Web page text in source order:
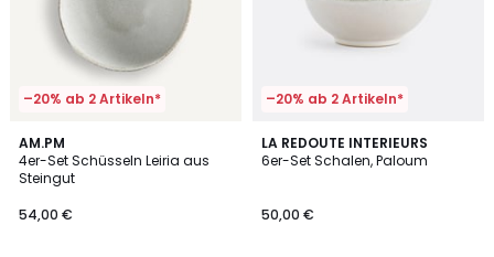
–20% ab 2 Artikeln*
AM.PM
4er-Set Schüsseln Leiria aus
Steingut
54,00 €
4
/
5
–20% ab 2 Artikeln*
LA REDOUTE INTERIEURS
6er-Set Schalen, Paloum
50,00 €
4,6
/ 5